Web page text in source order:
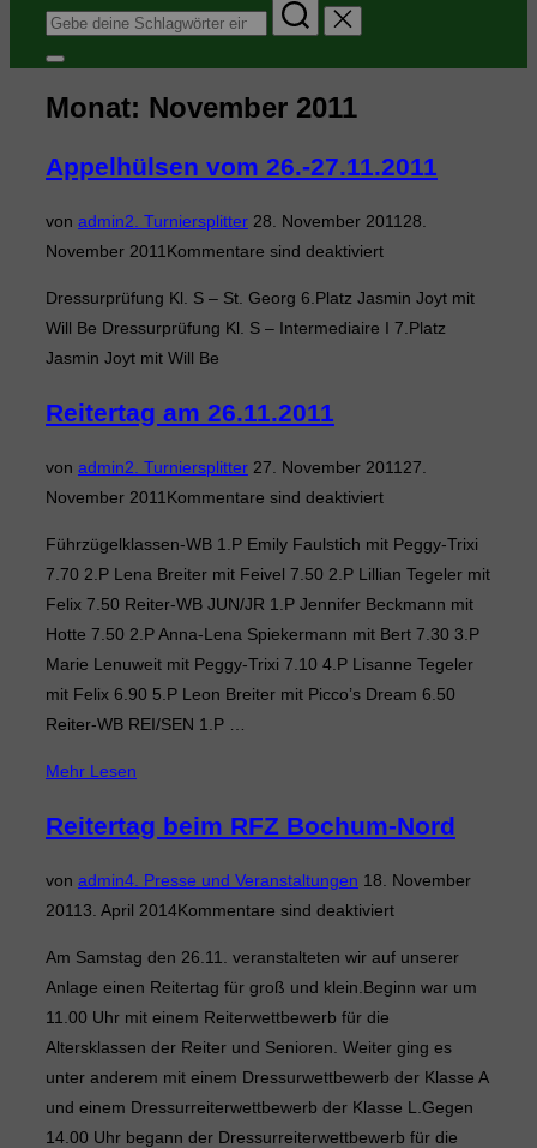
Suchen
nach:
Seitenleiste
Navigation
umschalten
Monat: November 2011
Appelhülsen vom 26.-27.11.2011
von admin2. TurniersplitterVeröffentlicht
am
28. November 2011 28.
November 2011 Kommentare sind deaktiviert
Dressurprüfung Kl. S – St. Georg 6.Platz Jasmin Joyt mit
Will Be Dressurprüfung Kl. S – Intermediaire I 7.Platz
Jasmin Joyt mit Will Be
Reitertag am 26.11.2011
von admin2. TurniersplitterVeröffentlicht
am
27. November 2011 27.
November 2011 Kommentare sind deaktiviert
Führzügelklassen-WB 1.P Emily Faulstich mit Peggy-Trixi
7.70 2.P Lena Breiter mit Feivel 7.50 2.P Lillian Tegeler mit
Felix 7.50 Reiter-WB JUN/JR 1.P Jennifer Beckmann mit
Hotte 7.50 2.P Anna-Lena Spiekermann mit Bert 7.30 3.P
Marie Lenuweit mit Peggy-Trixi 7.10 4.P Lisanne Tegeler
mit Felix 6.90 5.P Leon Breiter mit Picco’s Dream 6.50
Reiter-WB REI/SEN 1.P …
Mehr über
am
Lesen
Reitertag beim RFZ Bochum-Nord
von admin4. Presse und Veranstaltungen Veröffentlicht
am
18. November
2011 3. April 2014Kommentare sind deaktiviert
Am Samstag den 26.11. veranstalteten wir auf unserer
Anlage einen Reitertag für groß und klein.Beginn war um
11.00 Uhr mit einem Reiterwettbewerb für die
Altersklassen der Reiter und Senioren. Weiter ging es
unter anderem mit einem Dressurwettbewerb der Klasse A
und einem Dressurreiterwettbewerb der Klasse L.Gegen
14.00 Uhr begann der Dressurreiterwettbewerb für die